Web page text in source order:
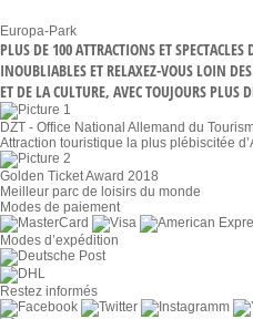
Europa-Park
PLUS DE 100 ATTRACTIONS ET
INOUBLIABLES ET RELAXEZ-VOUS LOIN
ET DE LA CULTURE, AVEC TOUJOURS
DZT - Office National Allemand du
Attraction touristique la plus plébiscitée
Golden Ticket Award 2018
Meilleur parc de loisirs du monde
Modes de paiement
Modes d’expédition
Restez informés